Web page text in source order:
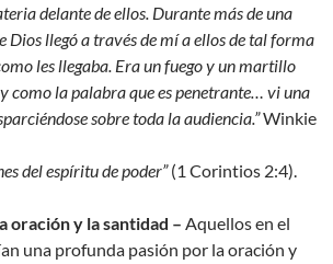
delante de ellos. Durante más de una
Dios llegó a través de mí a ellos de tal forma
les llegaba. Era un fuego y un martillo
como la palabra que es penetrante… vi una
sobre toda la audiencia.”Winkie
del espíritu de poder”(1 Corintios 2:4).
oración y la santidad – Aquellos en el
una profunda pasión por la oración y